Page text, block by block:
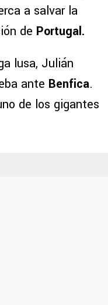
a salvar la
de Portugal.
lusa, Julián
ante Benfica.
de los gigantes